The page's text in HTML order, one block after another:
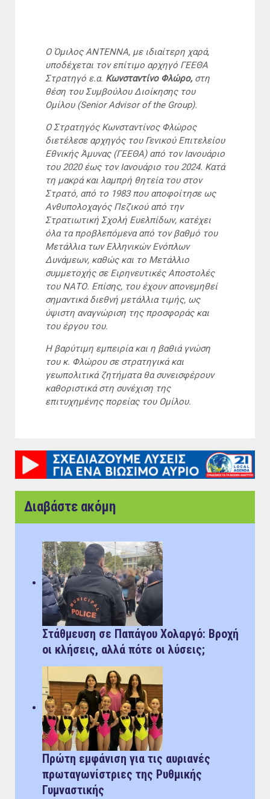
Ο Όμιλος ΑΝΤΕΝΝΑ, με ιδιαίτερη χαρά,
υποδέχεται τον επίτιμο αρχηγό ΓΕΕΘΑ
Στρατηγό ε.α. Κωνσταντίνο Φλώρο, στη
θέση του Συμβούλου Διοίκησης του
Ομίλου (Senior Advisor of the Group).
Ο Στρατηγός Κωνσταντίνος Φλώρος
διετέλεσε αρχηγός του Γενικού Επιτελείου
Εθνικής Άμυνας (ΓΕΕΘΑ) από τον Ιανουάριο
του 2020 έως τον Ιανουάριο του 2024. Κατά
τη μακρά και λαμπρή θητεία του στον
Στρατό, από το 1983 που αποφοίτησε ως
Ανθυπολοχαγός Πεζικού από την
Στρατιωτική Σχολή Ευελπίδων, κατέχει
όλα τα προβλεπόμενα από τον βαθμό του
Μετάλλια των Ελληνικών Ενόπλων
Δυνάμεων, καθώς και το Μετάλλιο
συμμετοχής σε Ειρηνευτικές Αποστολές
του ΝΑΤΟ. Επίσης, του έχουν απονεμηθεί
σημαντικά διεθνή μετάλλια τιμής, ως
ύψιστη αναγνώριση της προσφοράς και
του έργου του.
Η βαρύτιμη εμπειρία και η βαθιά γνώση
του κ. Φλώρου σε στρατηγικά και
γεωπολιτικά ζητήματα θα συνεισφέρουν
καθοριστικά στη συνέχιση της
επιτυχημένης πορείας του Ομίλου.
Διαβάστε ακόμη
Στάθμευση σε Παπάγου Χολαργό: Bροχή
οι κλήσεις, αλλά πότε οι λύσεις;
Πρώτη εμφάνιση για τις αυριανές
πρωταγωνίστριες της Ρυθμικής
Γυμναστικής